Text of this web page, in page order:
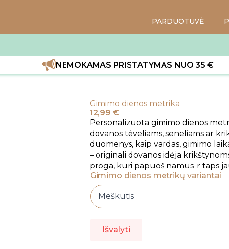
PARDUOTUVĖ
NEMOKAMAS PRISTATYMAS NUO 35 €
Gimimo dienos metrika
12,99 €
Personalizuota gimimo dienos
dovanos tėveliams, seneliams ar
duomenys, kaip vardas, gimimo
– originali dovanos idėja
proga, kuri papuoš namus ir taps
Gimimo dienos metrikų variantai
Išvalyti